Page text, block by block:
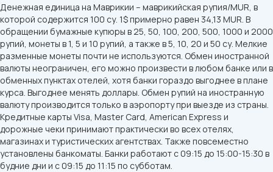
Денежная единица на Маврикии – маврикийская рупия/MUR, в
которой содержится 100 су. 1$ примерно равен 34,13 MUR. В
обращении бумажные купюры в 25, 50, 100, 200, 500, 1000 и 2000
рупий, монеты в 1, 5 и 10 рупий, а также в 5, 10, 20 и 50 су. Мелкие
разменные монеты почти не используются. Обмен иностранной
валюты неограничен, его можно произвести в любом банке или в
обменных пунктах отелей, хотя банки гораздо выгоднее в плане
курса. Выгоднее менять доллары. Обмен рупий на иностранную
валюту производится только в аэропорту при выезде из страны.
Кредитные карты Visa, Master Card, American Express и
дорожные чеки принимают практически во всех отелях,
магазинах и туристических агентствах. Также повсеместно
установлены банкоматы. Банки работают с 09:15 до 15:00-15:30 в
будние дни и с 09:15 до 11:15 по субботам.